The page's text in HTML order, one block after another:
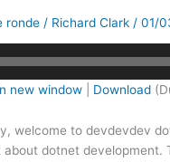
ronde / Richard Clark /01/
new window Download
welcome to devdevdev
dotnet development.